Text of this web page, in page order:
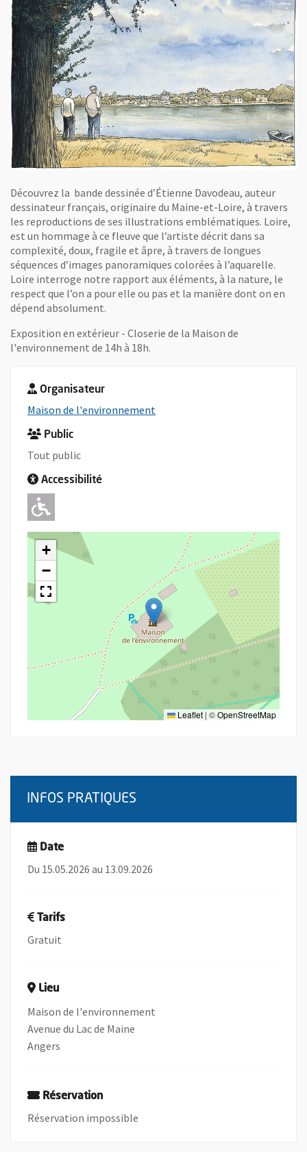
Découvrez la bande dessinée d’Étienne Davodeau, auteur
dessinateur français, originaire du Maine-et-Loire, à travers
les reproductions de ses illustrations emblématiques. Loire,
est un hommage à ce fleuve que l’artiste décrit dans sa
complexité, doux, fragile et âpre, à travers de longues
séquences d’images panoramiques colorées à l’aquarelle.
Loire interroge notre rapport aux éléments, à la nature, le
respect que l’on a pour elle ou pas et la manière dont on en
dépend absolument.
Exposition en extérieur - Closerie de la Maison de
l'environnement de 14h à 18h.
Organisateur
Maison de l'environnement
Public
Tout public
Accessibilité
Adapté pour l'handicap Moteur
+
−
Leaflet | ©OpenStreetMap
INFOS PRATIQUES
Date
Du 15.05.2026 au 13.09.2026
Tarifs
Gratuit
Lieu
Maison de l'environnement
Avenue du Lac de Maine
Angers
Réservation
Réservation impossible